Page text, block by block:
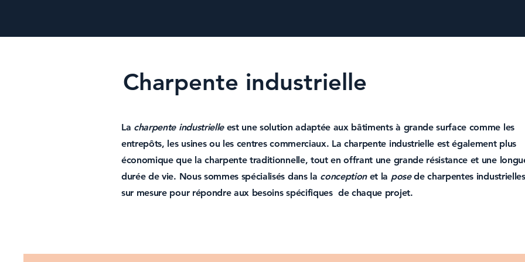
Charpente industrielle
La charpente industrielleest une solution adaptée aux bâtiments à grande surface comme les
entrepôts, les usines ou les centres commerciaux. La charpente industrielle est également plus
économique que lacharpente traditionnelle, tout en offrant une grande résistance et une
durée de vie. Nous sommes spécialisés dans la conceptionet la posede charpentes industrielles
sur mesure pour répondre aux besoins spécifiques de chaque projet.